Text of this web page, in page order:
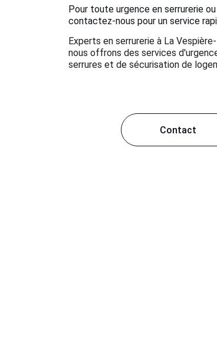
Pour toute urgence en serrurerie
contactez-nous pour un service
Experts en serrurerie à La
nous offrons des services
serrures et de sécurisation de
Contact